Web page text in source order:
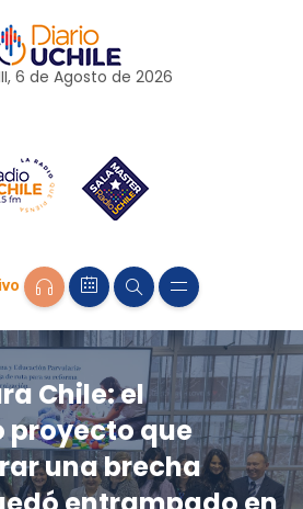
6 de Agosto de 2026
Chile: el
que
una brecha